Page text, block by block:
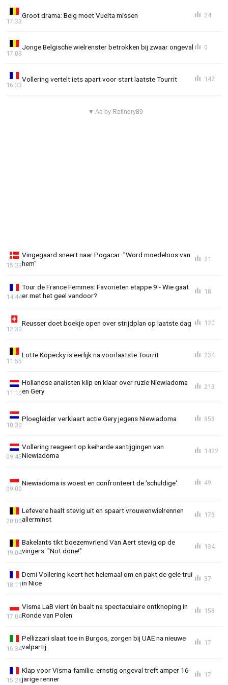
Groot drama: Belg moet Vuelta missen
17:33
24
Jonge Belgische wielrenster betrokken bij zwaar ongeval
17:03
0
Vollering vertelt iets apart voor start laatste Tourrit
16:33
142
▼ Ad by Refinery89
Vingegaard sneert naar Pogacar: "Word moedeloos van
hem"
15:33
21
Tour de France Femmes: Favorieten etappe 9 - Wie gaat
er met het geel vandoor?
14:44
18
Reusser doet boekje open over strijdplan op laatste dag
12:30
120
Lotte Kopecky is eerlijk na voorlaatste Tourrit
11:55
234
Hollandse analisten klip en klaar over ruzie Niewiadoma
en Gery
11:10
213
Ploegleider verklaart actie Gery jegens Niewiadoma
10:30
853
Vollering reageert op keiharde aantijgingen van
Niewiadoma
09:45
1422
Niewiadoma is woest en confronteert de 'schuldige'
09:00
49
Lefevere haalt stevig uit en spaart vrouwenwielrennen
allerminst
20:00
173
Bakelants tikt boezemvriend Van Aert stevig op de
vingers: "Not done!"
19:04
134
Demi Vollering keert het helemaal om en pakt de gele trui
in Nice
18:11
37
Visma LaB viert én baalt na spectaculaire ontknoping in
Ronde van Polen
17:04
158
Pellizzari slaat toe in Burgos, zorgen bij UAE na nieuwe
valpartij
16:34
17
Klap voor Visma-familie: ernstig ongeval treft amper 16-
jarige renner
15:26
17